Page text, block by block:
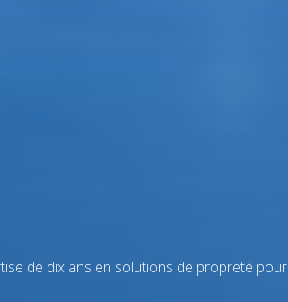
de dix ans en solutions de propreté pour